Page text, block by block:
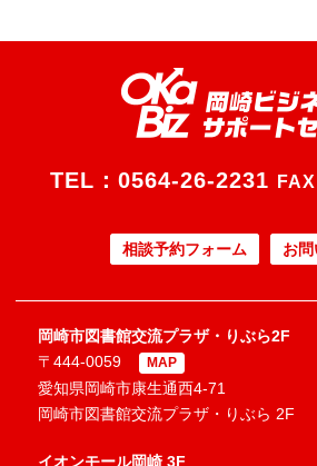
TEL： 0564-26-2231
相談予約フォーム お
岡崎市図書館交流プラザ・りぶら2F
〒444-0059
MAP
愛知県岡崎市康生通西4-71
岡崎市図書館交流プラザ・りぶら 2F
イオンモール岡崎 3F